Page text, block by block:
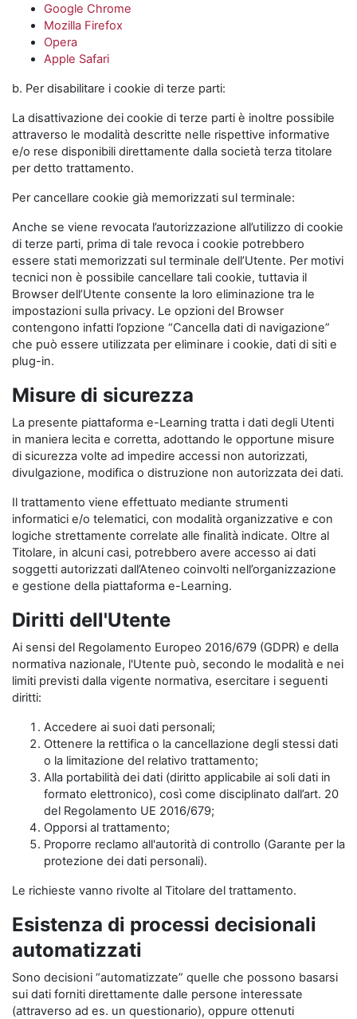
Google Chrome
Mozilla Firefox
Opera
Apple Safari
b. Per disabilitare i cookie di terze parti:
La disattivazione dei cookie di terze parti è inoltre possibile
attraverso le modalità descritte nelle rispettive informative
e/o rese disponibili direttamente dalla società terza titolare
per detto trattamento.
Per cancellare cookie già memorizzati sul terminale:
Anche se viene revocata l’autorizzazione all’utilizzo di cookie
di terze parti, prima di tale revoca i cookie potrebbero
essere stati memorizzati sul terminale dell’Utente. Per motivi
tecnici non è possibile cancellare tali cookie, tuttavia il
Browser dell’Utente consente la loro eliminazione tra le
impostazioni sulla privacy. Le opzioni del Browser
contengono infatti l’opzione “Cancella dati di navigazione”
che può essere utilizzata per eliminare i cookie, dati di siti e
plug-in.
Misure di sicurezza
La presente piattaforma e-Learning tratta i dati degli Utenti
in maniera lecita e corretta, adottando le opportune misure
di sicurezza volte ad impedire accessi non autorizzati,
divulgazione, modifica o distruzione non autorizzata dei dati.
Il trattamento viene effettuato mediante strumenti
informatici e/o telematici, con modalità organizzative e con
logiche strettamente correlate alle finalità indicate. Oltre al
Titolare, in alcuni casi, potrebbero avere accesso ai dati
soggetti autorizzati dall’Ateneo coinvolti nell’organizzazione
e gestione della piattaforma e-Learning.
Diritti dell'Utente
Ai sensi del Regolamento Europeo 2016/679 (GDPR) e della
normativa nazionale, l'Utente può, secondo le modalità e nei
limiti previsti dalla vigente normativa, esercitare i seguenti
diritti:
Accedere ai suoi dati personali;
Ottenere la rettifica o la cancellazione degli stessi dati
o la limitazione del relativo trattamento;
Alla portabilità dei dati (diritto applicabile ai soli dati in
formato elettronico), così come disciplinato dall’art. 20
del Regolamento UE 2016/679;
Opporsi al trattamento;
Proporre reclamo all'autorità di controllo (Garante per la
protezione dei dati personali).
Le richieste vanno rivolte al Titolare del trattamento.
Esistenza di processi decisionali
automatizzati
Sono decisioni “automatizzate” quelle che possono basarsi
sui dati forniti direttamente dalle persone interessate
(attraverso ad es. un questionario), oppure ottenuti